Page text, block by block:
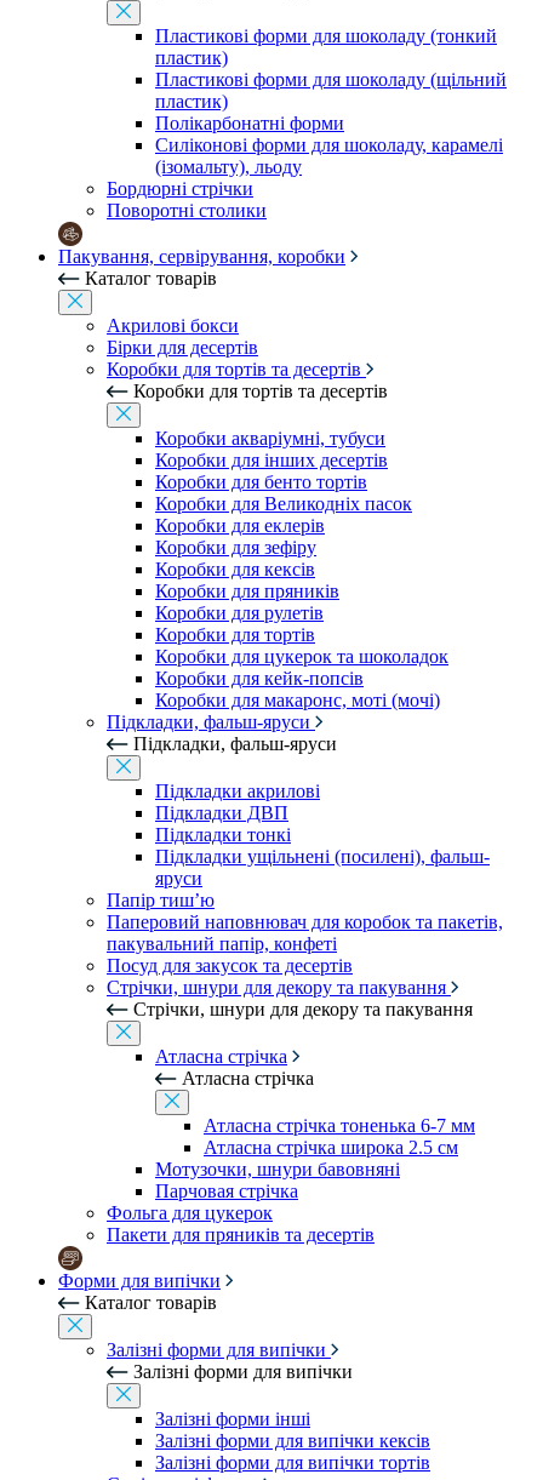
Пластикові форми для шоколаду (тонкий
пластик)
Пластикові форми для шоколаду (щільний
пластик)
Полікарбонатні форми
Силіконові форми для шоколаду, карамелі
(ізомальту), льоду
Бордюрні стрічки
Поворотні столики
Пакування, сервірування, коробки
Каталог товарів
Акрилові бокси
Бірки для десертів
Коробки для тортів та десертів
Коробки для тортів та десертів
Коробки акваріумні, тубуси
Коробки для інших десертів
Коробки для бенто тортів
Коробки для Великодніх пасок
Коробки для еклерів
Коробки для зефіру
Коробки для кексів
Коробки для пряників
Коробки для рулетів
Коробки для тортів
Коробки для цукерок та шоколадок
Коробки для кейк-попсів
Коробки для макаронс, моті (мочі)
Підкладки, фальш-яруси
Підкладки, фальш-яруси
Підкладки акрилові
Підкладки ДВП
Підкладки тонкі
Підкладки ущільнені (посилені), фальш-
яруси
Папір тиш’ю
Паперовий наповнювач для коробок та пакетів,
пакувальний папір, конфеті
Посуд для закусок та десертів
Стрічки, шнури для декору та пакування
Стрічки, шнури для декору та пакування
Атласна стрічка
Атласна стрічка
Атласна стрічка тоненька 6-7 мм
Атласна стрічка широка 2.5 см
Мотузочки, шнури бавовняні
Парчовая стрічка
Фольга для цукерок
Пакети для пряників та десертів
Форми для випічки
Каталог товарів
Залізні форми для випічки
Залізні форми для випічки
Залізні форми інші
Залізні форми для випічки кексів
Залізні форми для випічки тортів